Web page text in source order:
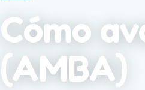
Cómo
(AMBA)